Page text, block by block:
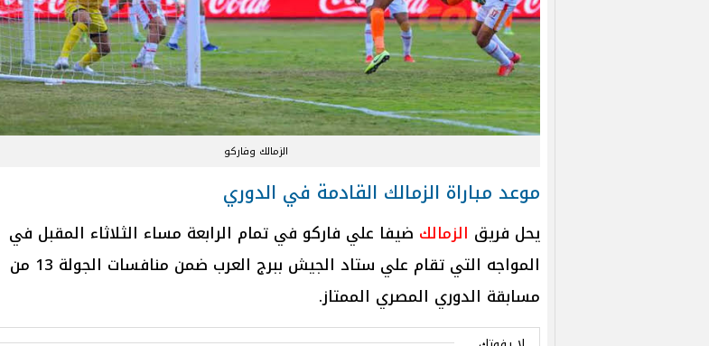
الزمالك وفاركو
موعد مباراة الزمالك القادمة في الدوري
يحل فريق الزمالك ضيفا علي فاركو في تمام الرابعة مساء الثلاثاء المقبل في
المواجه التي تقام علي ستاد الجيش ببرج العرب ضمن منافسات الجولة 13 من
مسابقة الدوري المصري الممتاز.